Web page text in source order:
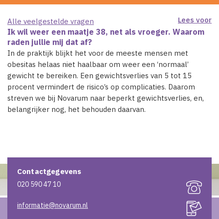
Lees voor
Alle veelgestelde vragen
Ik wil weer een maatje 38, net als vroeger. Waarom
raden jullie mij dat af?
In de praktijk blijkt het voor de meeste mensen met
obesitas helaas niet haalbaar om weer een ‘normaal’
gewicht te bereiken. Een gewichtsverlies van 5 tot 15
procent vermindert de risico’s op complicaties. Daarom
streven we bij Novarum naar beperkt gewichtsverlies, en,
belangrijker nog, het behouden daarvan.
Contactgegevens
020 590 47 10
informatie@novarum.nl